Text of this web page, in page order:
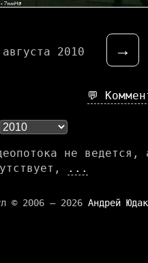
2010 →
💬
не ведется,
...
© 2006 — 2026 Андрей